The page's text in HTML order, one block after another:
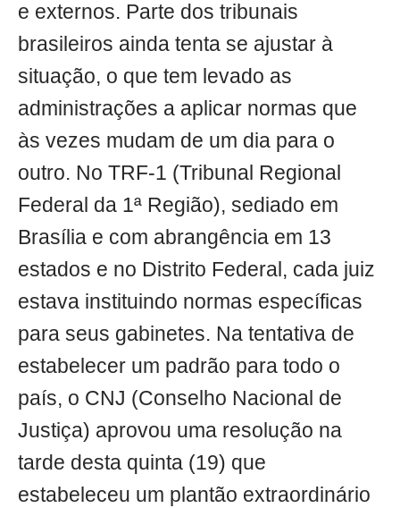
e externos. Parte dos tribunais
brasileiros ainda tenta se ajustar à
situação, o que tem levado as
administrações a aplicar normas que
às vezes mudam de um dia para o
outro. No TRF-1 (Tribunal Regional
Federal da 1ª Região), sediado em
Brasília e com abrangência em 13
estados e no Distrito Federal, cada juiz
estava instituindo normas específicas
para seus gabinetes. Na tentativa de
estabelecer um padrão para todo o
país, o CNJ (Conselho Nacional de
Justiça) aprovou uma resolução na
tarde desta quinta (19) que
estabeleceu um plantão extraordinário